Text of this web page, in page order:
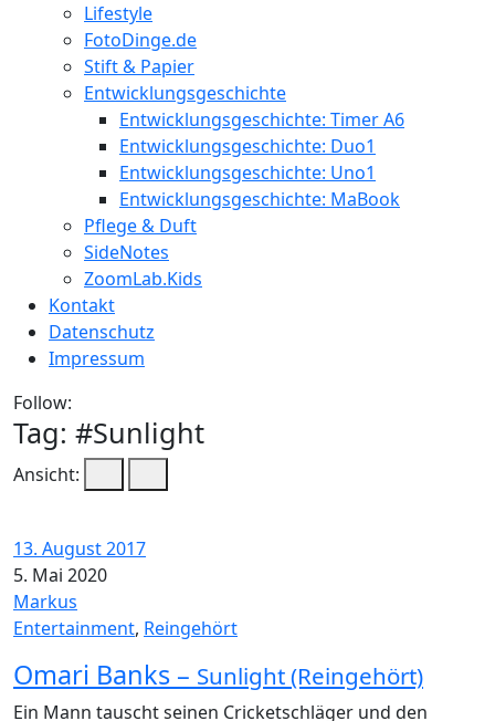
Lifestyle
FotoDinge.de
Stift & Papier
Entwicklungsgeschichte
Entwicklungsgeschichte: Timer A6
Entwicklungsgeschichte: Duo1
Entwicklungsgeschichte: Uno1
Entwicklungsgeschichte: MaBook
Pflege & Duft
SideNotes
ZoomLab.Kids
Kontakt
Datenschutz
Impressum
Follow:
Tag: #Sunlight
Ansicht:
13. August 2017
5. Mai 2020
Markus
Entertainment, Reingehört
Omari Banks – Sunlight (Reingehört)
Ein Mann tauscht seinen Cricketschläger und den